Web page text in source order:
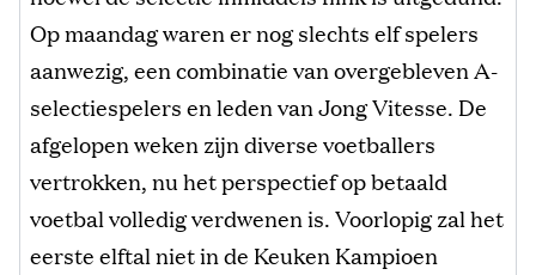
Op maandag waren er nog slechts elf spelers
aanwezig, een combinatie van overgebleven A-
selectiespelers en leden van Jong Vitesse. De
afgelopen weken zijn diverse voetballers
vertrokken, nu het perspectief op betaald
voetbal volledig verdwenen is. Voorlopig zal het
eerste elftal niet in de Keuken Kampioen